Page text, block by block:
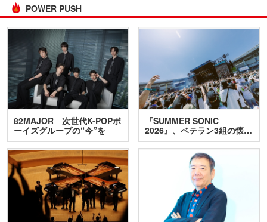
POWER PUSH
82MAJOR 次世代K-POPボ
ーイズグループの“今”を
訊…
『SUMMER SONIC
2026』、ベテラン3組の懐…